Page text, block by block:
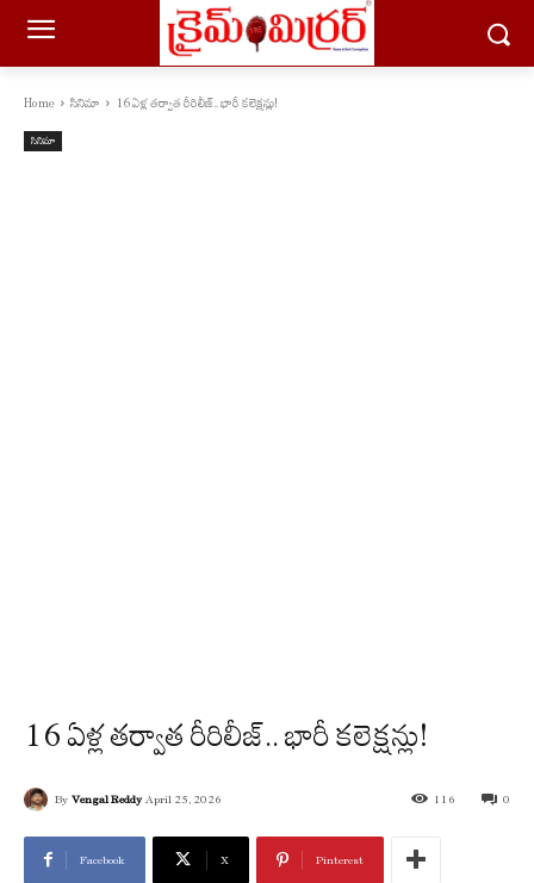
Home సినిమా 16 ఏళ్ల తర్వాత రీరిలీజ్.. భారీ కలెక్షన్లు!
సినిమా
16 ఏళ్ల తర్వాత రీరిలీజ్.. భారీ కలెక్షన్లు!
By Vengal Reddy April 25, 2026 0
116
Facebook X Pinterest